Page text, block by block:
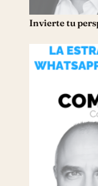
Invierte tu